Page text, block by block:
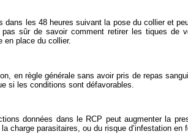
les 48 heures suivant la pose du collier et
sûr de savoir comment retirer les tiques de
en place du collier.
en règle générale sans avoir pris de repas
si les conditions sont défavorables.
données dans le RCP peut augmenter la
charge parasitaires, ou du risque d’infestation